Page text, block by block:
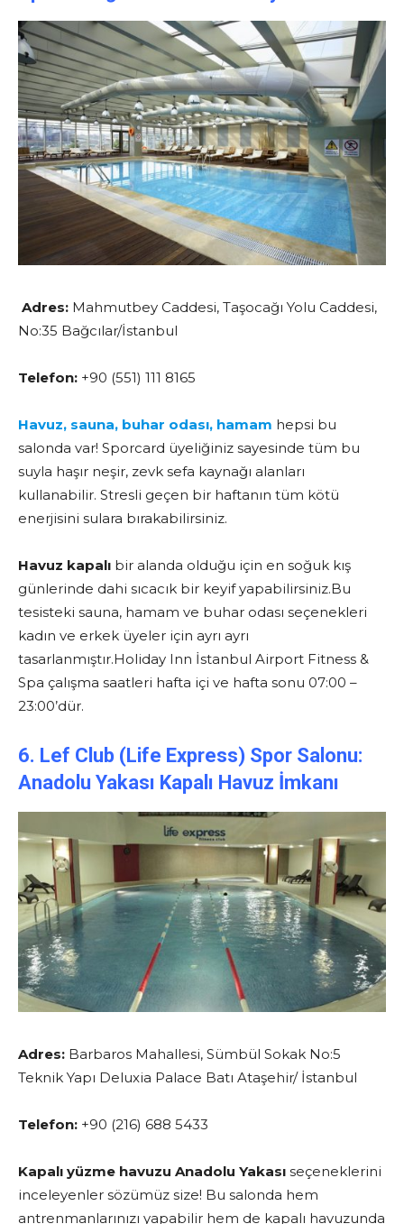
Adres: Mahmutbey Caddesi, Taşocağı Yolu Caddesi,
No:35 Bağcılar/İstanbul
Telefon: +90 (551) 111 8165
Havuz, sauna, buhar odası, hamam hepsi bu
salonda var! Sporcard üyeliğiniz sayesinde tüm bu
suyla haşır neşir, zevk sefa kaynağı alanları
kullanabilir. Stresli geçen bir haftanın tüm kötü
enerjisini sulara bırakabilirsiniz.
Havuz kapalı bir alanda olduğu için en soğuk kış
günlerinde dahi sıcacık bir keyif yapabilirsiniz.Bu
tesisteki sauna, hamam ve buhar odası seçenekleri
kadın ve erkek üyeler için ayrı ayrı
tasarlanmıştır.Holiday Inn İstanbul Airport Fitness &
Spa çalışma saatleri hafta içi ve hafta sonu 07:00 –
23:00’dür.
6. Lef Club (Life Express) Spor Salonu:
Anadolu Yakası Kapalı Havuz İmkanı
Adres: Barbaros Mahallesi, Sümbül Sokak No:5
Teknik Yapı Deluxia Palace Batı Ataşehir/ İstanbul
Telefon: +90 (216) 688 5433
Kapalı yüzme havuzu Anadolu Yakası seçeneklerini
inceleyenler sözümüz size! Bu salonda hem
antrenmanlarınızı yapabilir hem de kapalı havuzunda